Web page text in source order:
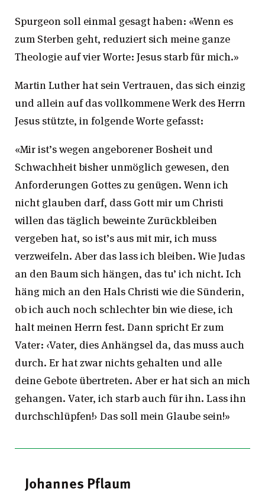
Spurgeon soll einmal gesagt haben: «Wenn es
zum Sterben geht, reduziert sich meine ganze
Theologie auf vier Worte: Jesus starb für mich.»
Martin Luther hat sein Vertrauen, das sich einzig
und allein auf das vollkommene Werk des Herrn
Jesus stützte, in folgende Worte gefasst:
«Mir ist’s wegen angeborener Bosheit und
Schwachheit bisher unmöglich gewesen, den
Anforderungen Gottes zu genügen. Wenn ich
nicht glauben darf, dass Gott mir um Christi
willen das täglich beweinte Zurückbleiben
vergeben hat, so ist’s aus mit mir, ich muss
verzweifeln. Aber das lass ich bleiben. Wie Judas
an den Baum sich hängen, das tu’ ich nicht. Ich
häng mich an den Hals Christi wie die Sünderin,
ob ich auch noch schlechter bin wie diese, ich
halt meinen Herrn fest. Dann spricht Er zum
Vater: ‹Vater, dies Anhängsel da, das muss auch
durch. Er hat zwar nichts gehalten und alle
deine Gebote übertreten. Aber er hat sich an mich
gehangen. Vater, ich starb auch für ihn. Lass ihn
durchschlüpfen!› Das soll mein Glaube sein!»
Johannes Pflaum